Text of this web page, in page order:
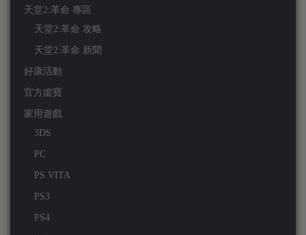
天堂2:革命 專區
天堂2:革命 攻略
天堂2:革命 新聞
好康活動
官方虛寶
家用遊戲
3DS
PC
PS VITA
PS3
PS4